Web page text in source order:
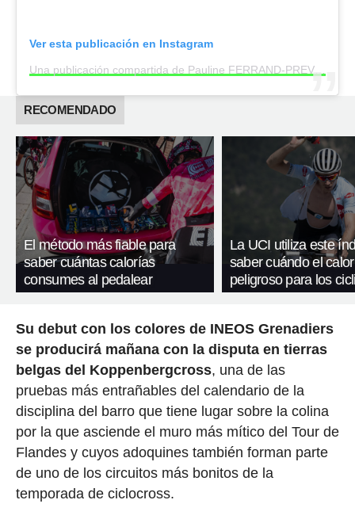
Ver esta publicación en Instagram
Una publicación compartida de Pauline FERRAND-PREVOT (@paulineferrandprevot)
RECOMENDADO
El método más fiable para
saber cuántas calorías
consumes al pedalear
La UCI utiliza este
saber cuándo el
peligroso para los
Su debut con los colores de INEOS Grenadiers
se producirá mañana con la disputa en tierras
belgas del Koppenbergcross, una de las
pruebas más entrañables del calendario de la
disciplina del barro que tiene lugar sobre la colina
por la que asciende el muro más mítico del Tour de
Flandes y cuyos adoquines también forman parte
de uno de los circuitos más bonitos de la
temporada de ciclocross.